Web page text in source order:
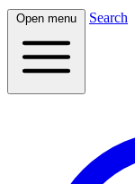
Open menu Search